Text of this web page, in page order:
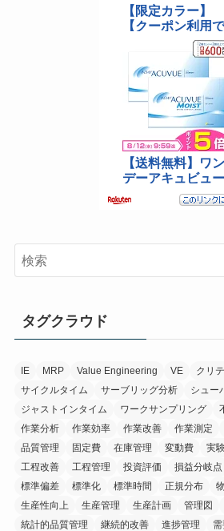
タグクラウド
IE MRP Value Engineering VE
クリ
サイクルタイム
サーブリッグ分析
シュー
ジャストインタイム
ワークサンプリング
作業分析
作業効率 作業改善 作業測定
品質管理
固定費 在庫管理 変動費 実
工程改善
工程管理 投資評価 損益分岐点
標準偏差
標準化 標準時間 正規分布
生産性向上
生産管理 生産計画 管理図
統計的品質管理
継続的改善 進捗管理